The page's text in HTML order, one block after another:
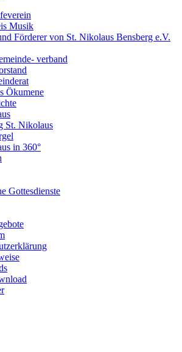
Musik
Förderer von St. Nikolaus Bensberg e.V.
verband
Ökumene
St. Nikolaus
in 360°
Gottesdienste